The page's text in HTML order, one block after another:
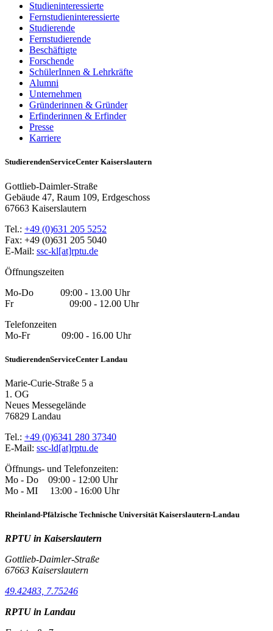
Studieninteressierte
Fernstudieninteressierte
Studierende
Fernstudierende
Beschäftigte
Forschende
SchülerInnen & Lehrkräfte
Alumni
Unternehmen
Gründerinnen & Gründer
Erfinderinnen & Erfinder
Presse
Karriere
StudierendenServiceCenter Kaiserslautern
Gottlieb-Daimler-Straße
Gebäude 47, Raum 109, Erdgeschoss
67663 Kaiserslautern
Tel.: +49 (0)631 205 5252
Fax: +49 (0)631 205 5040
E-Mail: ssc-kl[at]rptu.de
Öffnungszeiten
Mo-Do 09:00 - 13.00 Uhr
Fr 09:00 - 12.00 Uhr
Telefonzeiten
Mo-Fr 09:00 - 16.00 Uhr
StudierendenServiceCenter Landau
Marie-Curie-Straße 5 a
1. OG
Neues Messegelände
76829 Landau
Tel.: +49 (0)6341 280 37340
E-Mail: ssc-ld[at]rptu.de
Öffnungs- und Telefonzeiten:
Mo - Do 09:00 - 12:00 Uhr
Mo - MI 13:00 - 16:00 Uhr
Rheinland-Pfälzische Technische Universität Kaiserslautern-Landau
RPTU in Kaiserslautern
Gottlieb-Daimler-Straße
67663 Kaiserslautern
49.42483, 7.75246
RPTU in Landau